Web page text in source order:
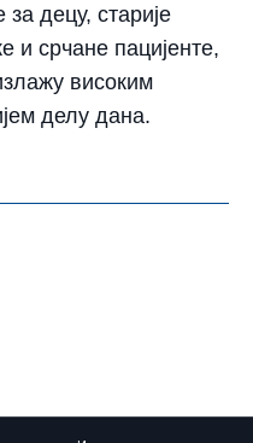
за децу, старије
и срчане пацијенте,
високим
делу дана.